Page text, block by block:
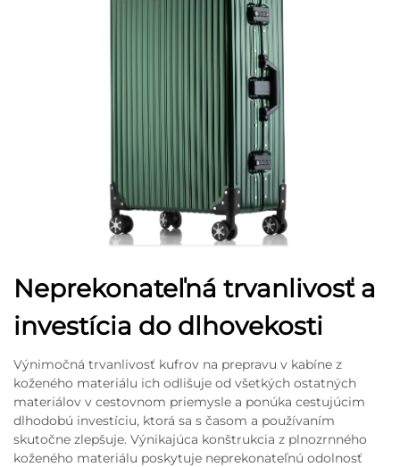
Neprekonateľná trvanlivosť a
investícia do dlhovekosti
Výnimočná trvanlivosť kufrov na prepravu v kabíne z
koženého materiálu ich odlišuje od všetkých ostatných
materiálov v cestovnom priemysle a ponúka cestujúcim
dlhodobú investíciu, ktorá sa s časom a používaním
skutočne zlepšuje. Výnikajúca konštrukcia z plnozrnného
koženého materiálu poskytuje neprekonateľnú odolnosť